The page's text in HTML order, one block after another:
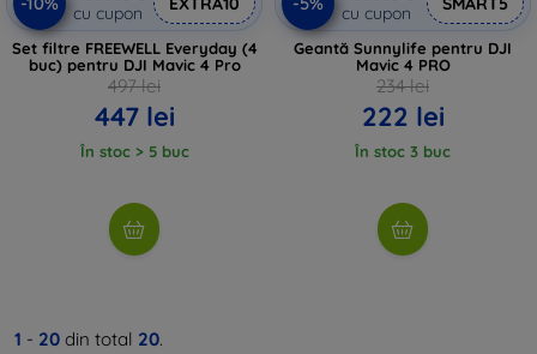
cu cupon
Set filtre FREEWELL Everyday (4
buc) pentru DJI Mavic 4 Pro
497 lei
447 lei
În stoc > 5 buc
cu cupon
Geantă Sunnylife pentru DJI
Mavic 4 PRO
234 lei
222 lei
În stoc 3 buc
1 - 20 din total 20.